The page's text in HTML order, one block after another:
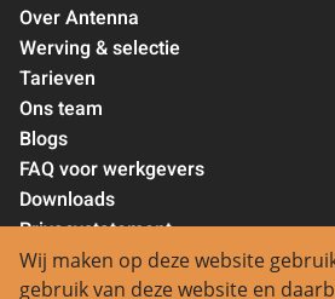
Over Antenna
Werving & selectie
Tarieven
Ons team
Blogs
FAQ voor werkgevers
Downloads
Privacystatement
Wij maken op deze website
gebruik van deze website en